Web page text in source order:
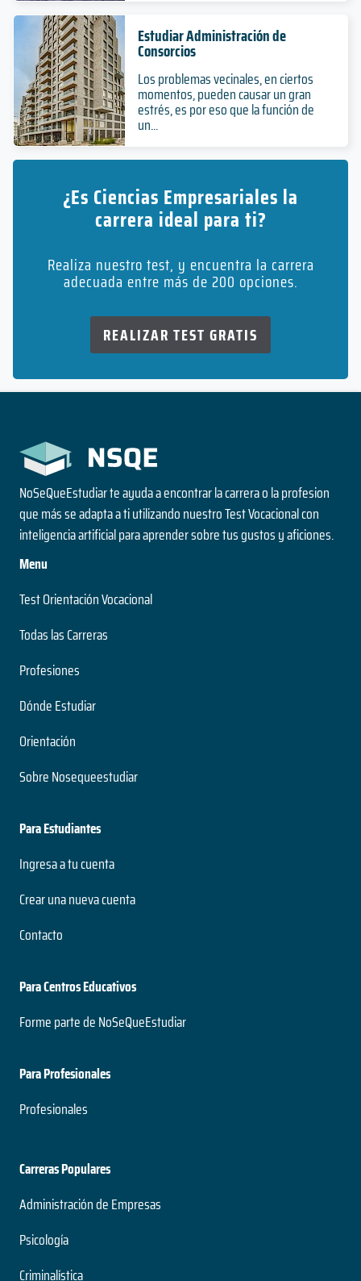
Estudiar Administración de
Consorcios
Los problemas vecinales, en ciertos
momentos, pueden causar un gran
estrés, es por eso que la función de
un...
¿Es Ciencias Empresariales la
carrera ideal para ti?
Realiza nuestro test, y encuentra la carrera
adecuada entre más de 200 opciones.
REALIZAR TEST GRATIS
NoSeQueEstudiar te ayuda a encontrar la carrera o la profesion
que más se adapta a ti utilizando nuestro Test Vocacional con
inteligencia artificial para aprender sobre tus gustos y aficiones.
Menu
Test Orientación Vocacional
Todas las Carreras
Profesiones
Dónde Estudiar
Orientación
Sobre Nosequeestudiar
Para Estudiantes
Ingresa a tu cuenta
Crear una nueva cuenta
Contacto
Para Centros Educativos
Forme parte de NoSeQueEstudiar
Para Profesionales
Profesionales
Carreras Populares
Administración de Empresas
Psicología
Criminalística